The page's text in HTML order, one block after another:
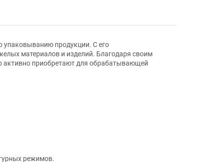
продукции. С его
материалов и изделий. Благодаря своим
активно приобретают для обрабатывающей
режимов.